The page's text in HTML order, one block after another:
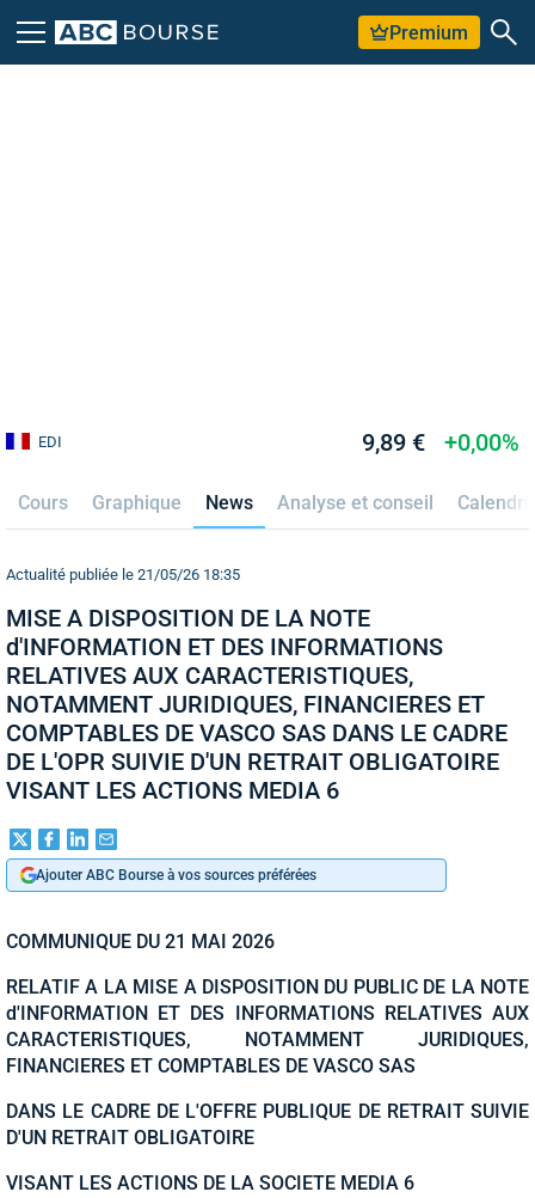
Premium
EDI 9,89 € +0,00%
Cours Graphique News Analyse et conseil
Actualité publiée le 21/05/26 18:35
MISE A DISPOSITION DE LA NOTE
d'INFORMATION ET DES INFORMATIONS
RELATIVES AUX CARACTERISTIQUES,
NOTAMMENT JURIDIQUES, FINANCIERES ET
COMPTABLES DE VASCO SAS DANS LE CADRE
DE L'OPR SUIVIE D'UN RETRAIT OBLIGATOIRE
VISANT LES ACTIONS MEDIA 6
Ajouter ABC Bourse à vos sources préférées
COMMUNIQUE DU 21 MAI 2026
RELATIF A LA MISE A DISPOSITION DU PUBLIC DE LA NOTE
d'INFORMATION ET DES INFORMATIONS RELATIVES AUX
CARACTERISTIQUES, NOTAMMENT JURIDIQUES,
FINANCIERES ET COMPTABLES DE VASCO SAS
DANS LE CADRE DE L'OFFRE PUBLIQUE DE RETRAIT SUIVIE
D'UN RETRAIT OBLIGATOIRE
VISANT LES ACTIONS DE LA SOCIETE MEDIA 6